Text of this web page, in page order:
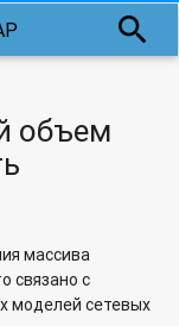
телевизору
неправильные
чтобы
но не могли
search
объем
массива
связано с
моделей сетевых